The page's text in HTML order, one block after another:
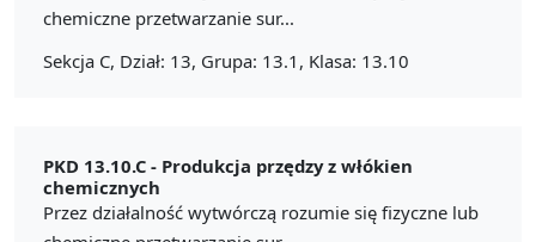
chemiczne przetwarzanie sur...
Sekcja C, Dział: 13, Grupa: 13.1, Klasa: 13.10
PKD 13.10.C - Produkcja przędzy z włókien
chemicznych
Przez działalność wytwórczą rozumie się fizyczne lub